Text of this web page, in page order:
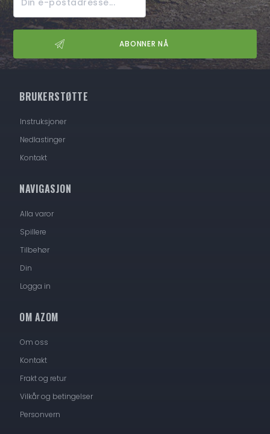
BRUKERSTØTTE
Instruksjoner
Nedlastinger
Kontakt
NAVIGASJON
Alla varor
Spillere
Tilbehør
Din
Logga in
OM AZOM
Om oss
Kontakt
Frakt og retur
Vilkår og betingelser
Personvern